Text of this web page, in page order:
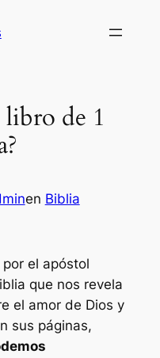
libro de 1
en Biblia
el apóstol
que nos revela
el amor de Dios y
sus páginas,